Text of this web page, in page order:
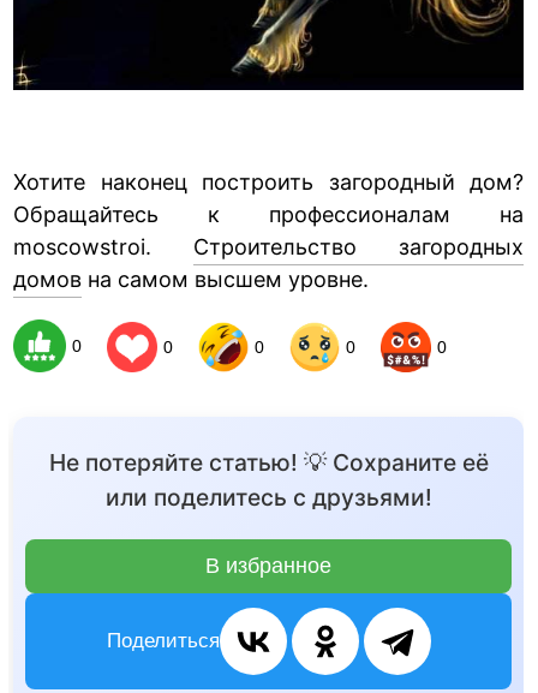
Хотите наконец построить загородный дом?
Обращайтесь к профессионалам на
moscowstroi. Строительство загородных
домов на самом высшем уровне.
0 0 0 0 0
Не потеряйте статью! 💡 Сохраните её
или поделитесь с друзьями!
В избранное
Поделиться